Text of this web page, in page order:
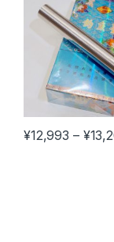
¥12,993 – ¥
この商品には複